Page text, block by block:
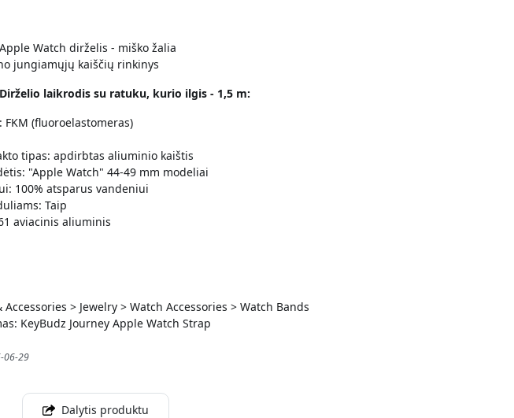
Watch dirželis - miško žalia
jungiamųjų kaiščių rinkinys
laikrodis su ratuku, kurio ilgis - 1,5 m:
(fluoroelastomeras)
tipas: apdirbtas aliuminio kaištis
"Apple Watch" 44-49 mm modeliai
100% atsparus vandeniui
Taip
aviacinis aliuminis
> Jewelry > Watch Accessories > Watch Bands
KeyBudz Journey Apple Watch Strap
06-29
Dalytis produktu